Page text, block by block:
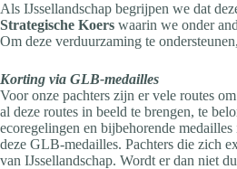
Als IJssellandschap begrijpen we dat
Strategische Koers waarin we onder
Om deze verduurzaming te
Korting via GLB-medailles
Voor onze pachters zijn er vele routes
al deze routes in beeld te brengen, te
ecoregelingen en bijbehorende
deze GLB-medailles. Pachters die zich
van IJssellandschap. Wordt er dan niet